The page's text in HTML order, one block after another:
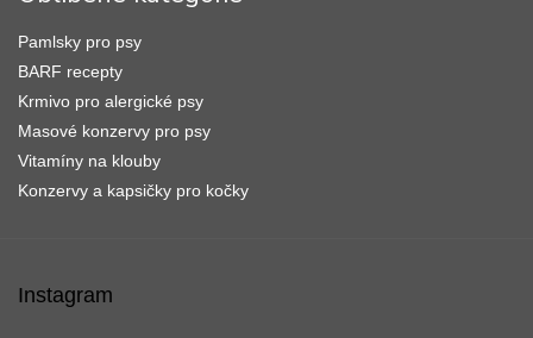
Pamlsky pro psy
BARF recepty
Krmivo pro alergické psy
Masové konzervy pro psy
Vitamíny na klouby
Konzervy a kapsičky pro kočky
Instagram